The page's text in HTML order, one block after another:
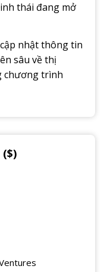
thái đang mở
nhật thông tin
sâu về thị
chương trình